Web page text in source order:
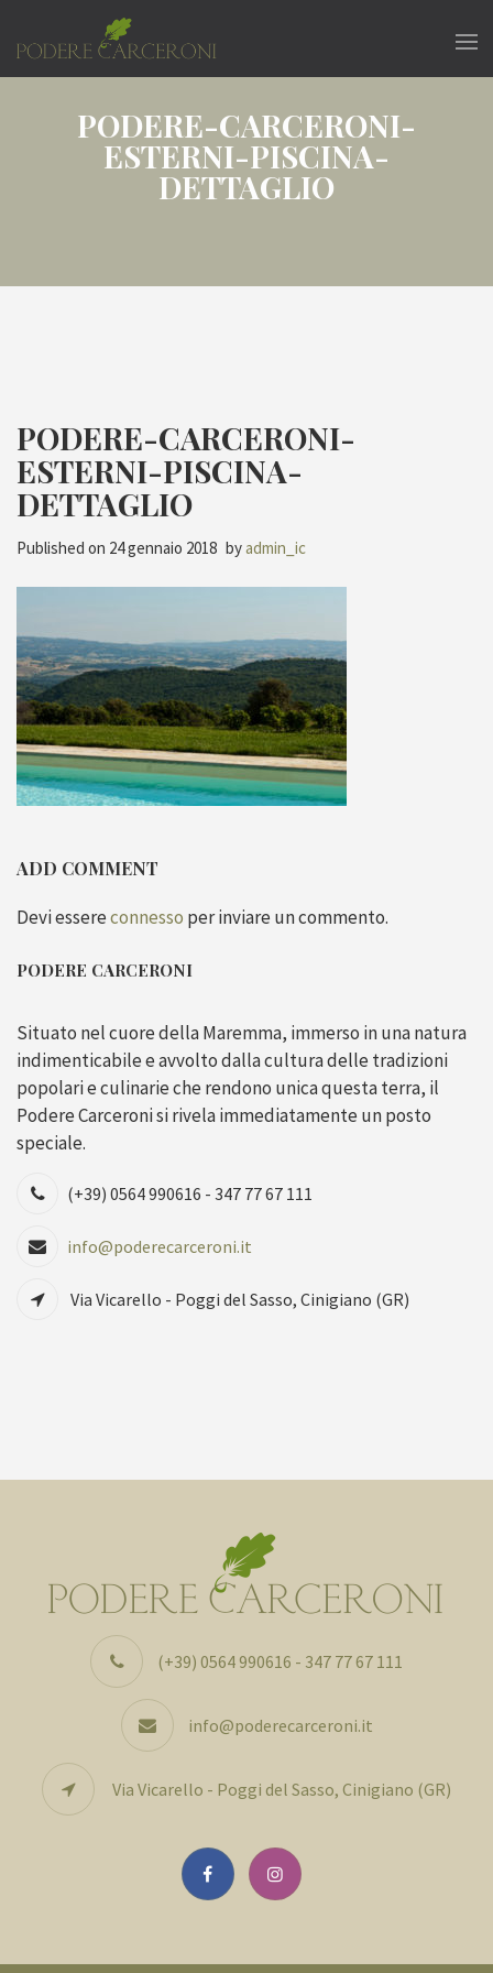
PODERE-CARCERONI-
ESTERNI-PISCINA-
DETTAGLIO
PODERE-CARCERONI-
ESTERNI-PISCINA-
DETTAGLIO
Published on 24 gennaio 2018 byadmin_ic
ADD COMMENT
Devi essereconnesso per inviare un commento.
PODERE CARCERONI
Situato nel cuore della Maremma, immerso in una natura
indimenticabile e avvolto dalla cultura delle tradizioni
popolari e culinarie che rendono unica questa terra, il
Podere Carceroni si rivela immediatamente un posto
speciale.
(+39) 0564 990616 - 347 77 67 111
info@poderecarceroni.it
Via Vicarello - Poggi del Sasso, Cinigiano (GR)
(+39) 0564 990616 - 347 77 67 111
info@poderecarceroni.it
Via Vicarello - Poggi del Sasso, Cinigiano (GR)